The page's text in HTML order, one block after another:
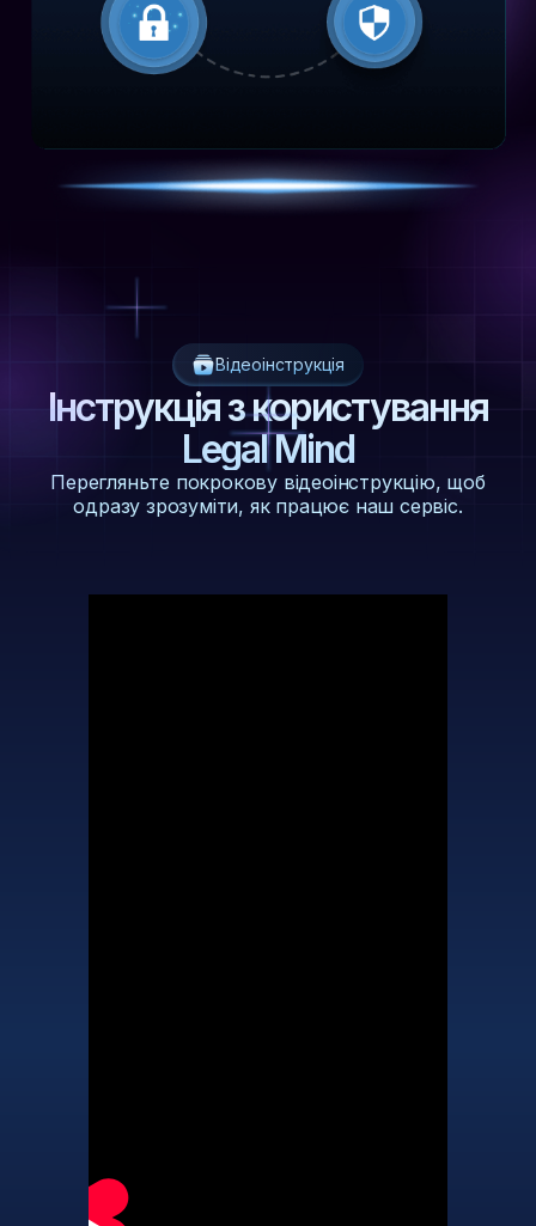
Відеоінструкція
Інструкція з користування
Legal Mind
Перегляньте покрокову відеоінструкцію, щоб
одразу зрозуміти, як працює наш сервіс.